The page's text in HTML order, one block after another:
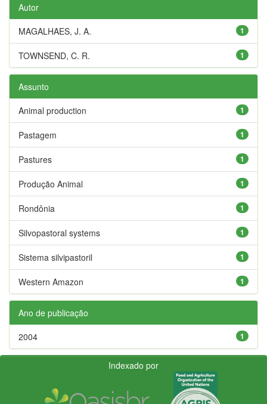
Autor
1
MAGALHAES, J. A.
1
TOWNSEND, C. R.
Assunto
1
Animal production
1
Pastagem
1
Pastures
1
Produção Animal
1
Rondônia
1
Silvopastoral systems
1
Sistema silvipastoril
1
Western Amazon
Ano de publicação
1
2004
Indexado por